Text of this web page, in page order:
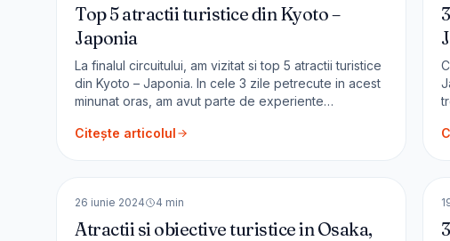
Top 5 atractii turistice din Kyoto –
Japonia
La finalul circuitului, am vizitat si top 5 atractii turistice
din Kyoto – Japonia. In cele 3 zile petrecute in acest
minunat oras, am avut parte de experiente
articol. Arashiyama Este un district al orașului Kyoto
Citește articolul
26 iunie 2024 4 min
Atractii si obiective turistice in Osaka,